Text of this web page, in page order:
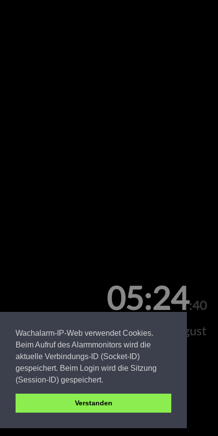
Wachalarm-IP-Web verwendet Cookies.
Beim Aufruf des Alarmmonitors wird die
aktuelle Verbindungs-ID (Socket-ID)
gespeichert. Beim Login wird die Sitzung
(Session-ID) gespeichert.
Verstanden
05:24:40
Freitag, 07. August
Amt Ruhland